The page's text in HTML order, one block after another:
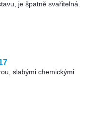
je špatně svařitelná.
slabými chemickými